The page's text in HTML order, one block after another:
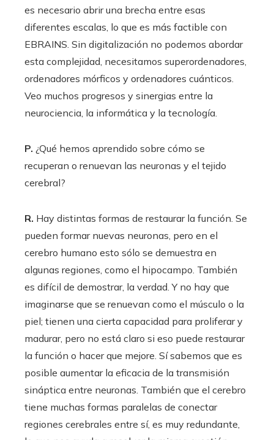
es necesario abrir una brecha entre esas
diferentes escalas, lo que es más factible con
EBRAINS. Sin digitalización no podemos abordar
esta complejidad, necesitamos superordenadores,
ordenadores mórficos y ordenadores cuánticos.
Veo muchos progresos y sinergias entre la
neurociencia, la informática y la tecnología.
P. ¿Qué hemos aprendido sobre cómo se
recuperan o renuevan las neuronas y el tejido
cerebral?
R. Hay distintas formas de restaurar la función. Se
pueden formar nuevas neuronas, pero en el
cerebro humano esto sólo se demuestra en
algunas regiones, como el hipocampo. También
es difícil de demostrar, la verdad. Y no hay que
imaginarse que se renuevan como el músculo o la
piel; tienen una cierta capacidad para proliferar y
madurar, pero no está claro si eso puede restaurar
la función o hacer que mejore. Sí sabemos que es
posible aumentar la eficacia de la transmisión
sináptica entre neuronas. También que el cerebro
tiene muchas formas paralelas de conectar
regiones cerebrales entre sí, es muy redundante,